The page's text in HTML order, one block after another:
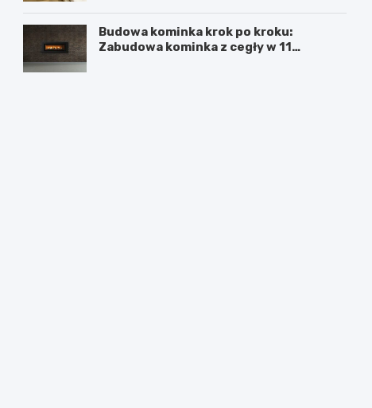
Budowa kominka krok po kroku:
Zabudowa kominka z cegły w 11